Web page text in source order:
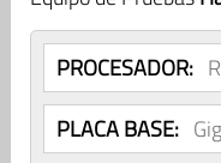
PROCESADOR:
PLACA BASE: